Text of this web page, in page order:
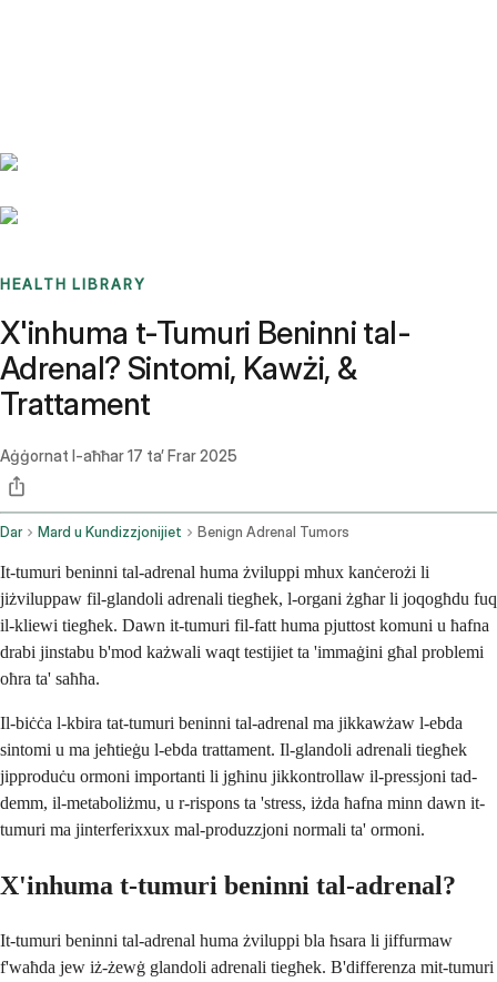
HEALTH LIBRARY
X'inhuma t-Tumuri Beninni tal-
Adrenal? Sintomi, Kawżi, &
Trattament
Aġġornat l-aħħar17 ta’ Frar 2025
Dar Mard u Kundizzjonijiet Benign Adrenal Tumors
It-tumuri beninni tal-adrenal huma żviluppi mhux kanċerożi li
jiżviluppaw fil-glandoli adrenali tiegħek, l-organi żgħar li joqogħdu fuq
il-kliewi tiegħek. Dawn it-tumuri fil-fatt huma pjuttost komuni u ħafna
drabi jinstabu b'mod każwali waqt testijiet ta 'immaġini għal problemi
oħra ta' saħħa.
Il-biċċa l-kbira tat-tumuri beninni tal-adrenal ma jikkawżaw l-ebda
sintomi u ma jeħtieġu l-ebda trattament. Il-glandoli adrenali tiegħek
jipproduċu ormoni importanti li jgħinu jikkontrollaw il-pressjoni tad-
demm, il-metaboliżmu, u r-rispons ta 'stress, iżda ħafna minn dawn it-
tumuri ma jinterferixxux mal-produzzjoni normali ta' ormoni.
X'inhuma t-tumuri beninni tal-adrenal?
It-tumuri beninni tal-adrenal huma żviluppi bla ħsara li jiffurmaw
f'waħda jew iż-żewġ glandoli adrenali tiegħek. B'differenza mit-tumuri